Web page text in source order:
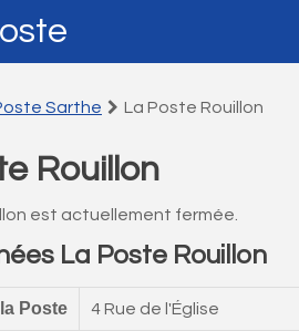
Sarthe La Poste Rouillon
Rouillon
est actuellement fermée.
La Poste Rouillon
Poste 4 Rue de l'Église